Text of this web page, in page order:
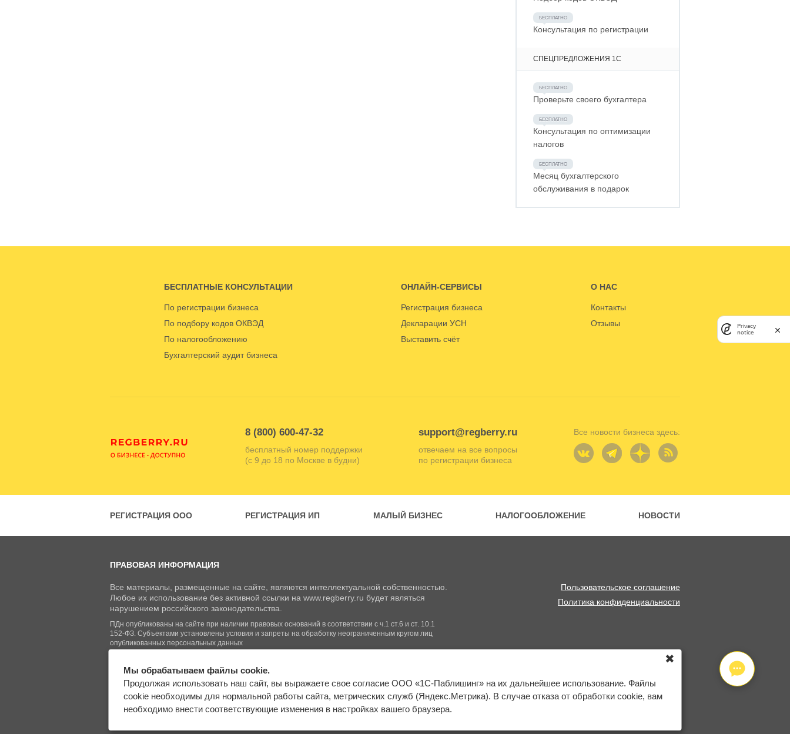
Консультация по регистрации
СПЕЦПРЕДЛОЖЕНИЯ 1С
Проверьте своего бухгалтера
Консультация по оптимизации
налогов
Месяц бухгалтерского
обслуживания в подарок
БЕСПЛАТНЫЕ КОНСУЛЬТАЦИИ
По регистрации бизнеса
По подбору кодов ОКВЭД
По налогообложению
Бухгалтерский аудит бизнеса
ОНЛАЙН-СЕРВИСЫ
Регистрация бизнеса
Декларации УСН
Выставить счёт
О НАС
Контакты
Отзывы
8 (800) 600-47-32
бесплатный номер поддержки
(с 9 до 18 по Москве в будни)
support@regberry.ru
отвечаем на все вопросы
по регистрации бизнеса
Все новости бизнеса здесь:
РЕГИСТРАЦИЯ ООО РЕГИСТРАЦИЯ ИП МАЛЫЙ БИЗНЕС НАЛОГООБЛОЖЕНИЕ НОВОСТИ
ПРАВОВАЯ ИНФОРМАЦИЯ
Все материалы, размещенные на сайте, являются интеллектуальной собственностью.
Любое их использование без активной ссылки на www.regberry.ru будет являться
нарушением российского законодательства.
ПДн опубликованы на сайте при наличии правовых оснований в соответствии с ч.1 ст.6 и ст. 10.1
152-ФЗ. Субъектами установлены условия и запреты на обработку неограниченным кругом лиц
опубликованных персональных данных
Пользовательское соглашение
Политика конфиденциальности
© Regberry.ru, 2013–2026
Все права защищены
Входим в группу
компаний «1С»
Карта сайта
Мы обрабатываем файлы cookie.
Продолжая использовать наш сайт, вы выражаете свое согласие ООО «1С-Паблишинг» на их дальнейшее использование. Файлы
cookie необходимы для нормальной работы сайта, метрических служб (Яндекс.Метрика). В случае отказа от обработки cookie, вам
необходимо внести соответствующие изменения в настройках вашего браузера.
✖
Privacy
notice